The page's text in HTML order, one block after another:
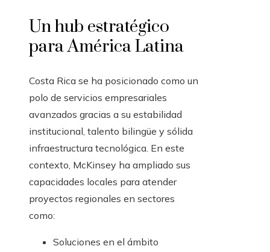
Un hub estratégico
para América Latina
Costa Rica se ha posicionado como un
polo de servicios empresariales
avanzados gracias a su estabilidad
institucional, talento bilingüe y sólida
infraestructura tecnológica. En este
contexto, McKinsey ha ampliado sus
capacidades locales para atender
proyectos regionales en sectores
como:
Soluciones en el ámbito